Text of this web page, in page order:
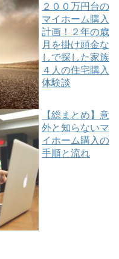
２００万円台の
マイホーム購入
計画！２年の歳
月を掛け頭金な
しで探した家族
４人の住宅購入
体験談
【総まとめ】意
外と知らないマ
イホーム購入の
手順と流れ